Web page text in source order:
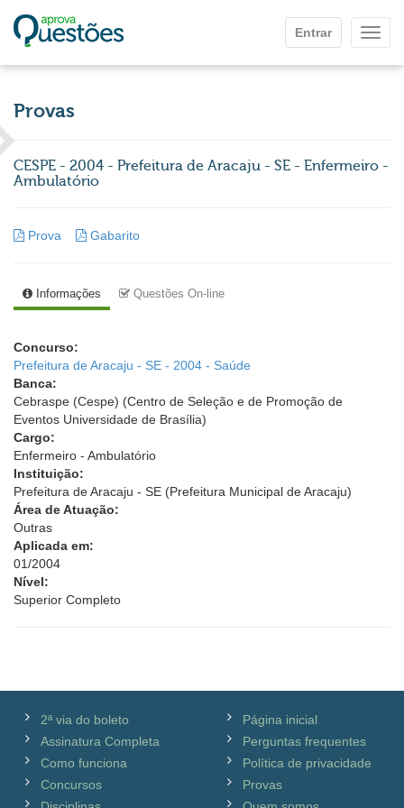
Entrar
Provas
CESPE - 2004 - Prefeitura de Aracaju - SE - Enfermeiro -
Ambulatório
Prova Gabarito
Informações Questões On-line
Concurso:
Prefeitura de Aracaju - SE - 2004 - Saúde
Banca:
Cebraspe (Cespe) (Centro de Seleção e de Promoção de
Eventos Universidade de Brasília)
Cargo:
Enfermeiro - Ambulatório
Instituição:
Prefeitura de Aracaju - SE (Prefeitura Municipal de Aracaju)
Área de Atuação:
Outras
Aplicada em:
01/2004
Nível:
Superior Completo
2ª via do boleto
Assinatura Completa
Como funciona
Concursos
Página inicial
Perguntas frequentes
Política de privacidade
Provas